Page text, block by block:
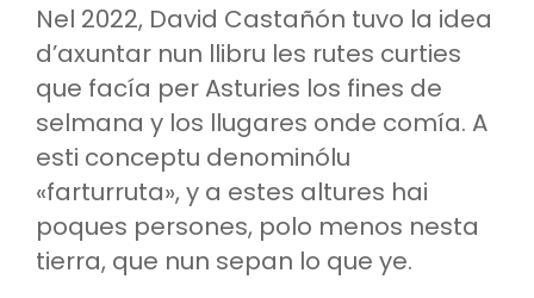
Nel 2022, David Castañón tuvo la idea
d’axuntar nun llibru les rutes curties
que facía per Asturies los fines de
selmana y los llugares onde comía. A
esti conceptu denominólu
«farturruta», y a estes altures hai
poques persones, polo menos nesta
tierra, que nun sepan lo que ye.